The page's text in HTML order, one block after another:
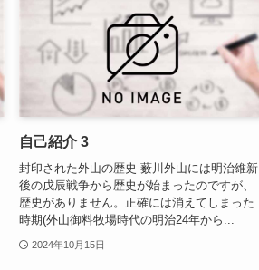
自己紹介 3
封印された外山の歴史 薮川外山には明治維新
後の戊辰戦争から歴史が始まったのですが、
歴史がありません。正確には消えてしまった
時期(外山御料牧場時代の明治24年から...
2024年10月15日